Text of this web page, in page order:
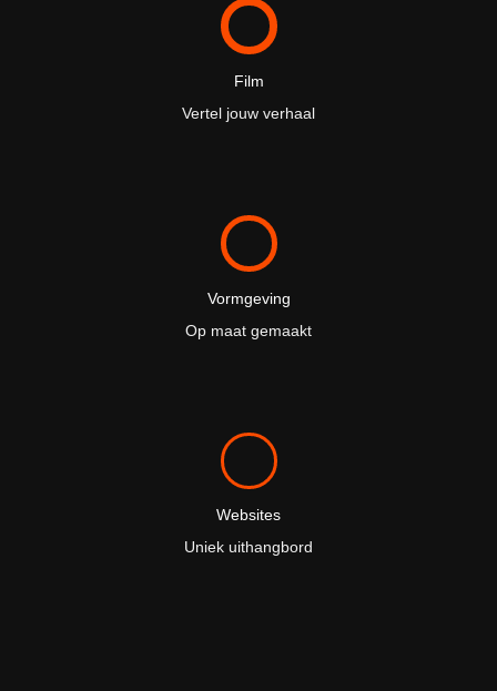
Film
Vertel jouw verhaal
Vormgeving
Op maat gemaakt
Websites
Uniek uithangbord